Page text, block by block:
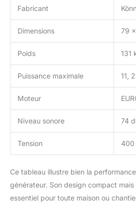
400V
niveau
une
circuits,
d’arrêt
Switch).
réservoir
(55 l.)
Fabricant
Dimensions 79
Poids 131
Puissance maximale 11,
Moteur
Niveau sonore 74
Tension 400
Ce tableau illustre bien la
générateur. Son design compact
essentiel pour toute maison ou